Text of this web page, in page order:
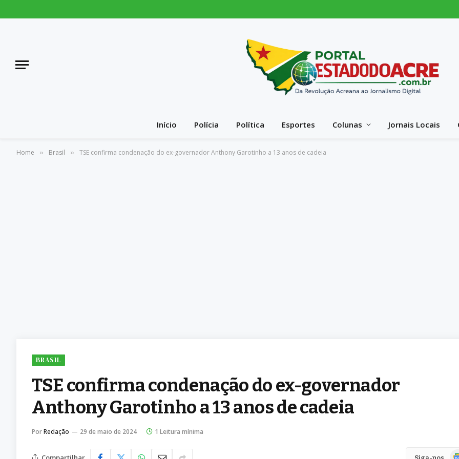
Início Polícia Política Esportes Colunas Jornais Locais
Home » Brasil » TSE confirma condenação do ex-governador Anthony Garotinho a 13 anos de cadeia
BRASIL
TSE confirma condenação do ex-governador
Anthony Garotinho a 13 anos de cadeia
PorRedação 29 de maio de 2024 1 Leitura mínima
Siga-nos